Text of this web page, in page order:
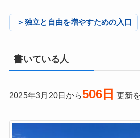
＞独立と自由を増やすための入口
書いている人
2025年3月20日から506日 更新